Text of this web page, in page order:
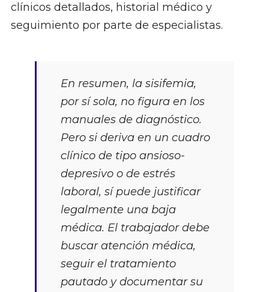
clínicos detallados, historial médico y
seguimiento por parte de especialistas.
En resumen, la sisifemia,
por sí sola, no figura en los
manuales de diagnóstico.
Pero si deriva en un cuadro
clínico de tipo ansioso-
depresivo o de estrés
laboral, sí puede justificar
legalmente una baja
médica. El trabajador debe
buscar atención médica,
seguir el tratamiento
pautado y documentar su